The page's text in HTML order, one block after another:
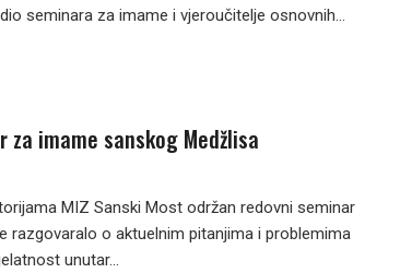
seminara za imame i vjeroučitelje osnovnih...
za imame sanskog Medžlisa
MIZ Sanski Most održan redovni seminar
razgovaralo o aktuelnim pitanjima i problemima
unutar...